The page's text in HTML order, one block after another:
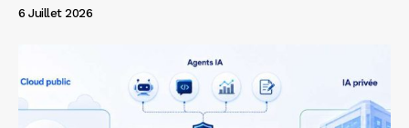
6 Juillet 2026